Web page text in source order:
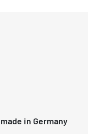
in Germany